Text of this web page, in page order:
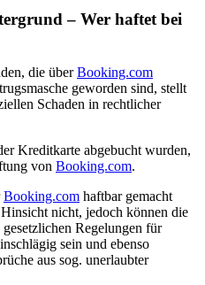
– Wer haftet bei
die überBooking.com
geworden sind, stellt
Schaden in rechtlicher
Kreditkarte abgebucht wurden,
von Booking.com.
Booking.com haftbar gemacht
nicht, jedoch können die
Regelungen für
sein und ebenso
aus sog. unerlaubter